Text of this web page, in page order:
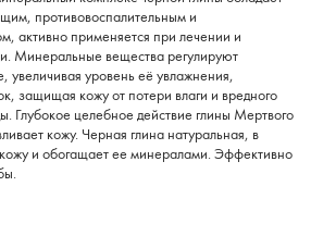
противовоспалительным и
активно применяется при лечении и
Минеральные вещества регулируют
уровень её увлажнения,
защищая кожу от потери влаги и вредного
Глубокое целебное действие глины Мертвого
кожу. Черная глина натуральная, в
и обогащает ее минералами. Эффективно